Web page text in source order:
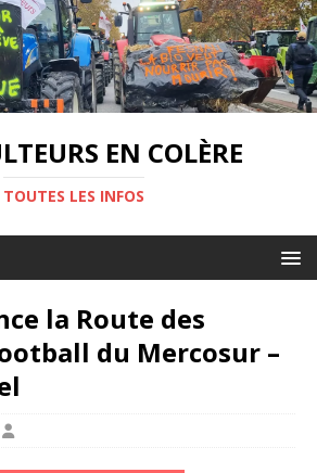
EN COLÈRE
TOUTES LES INFOS
la Route des
du Mercosur –